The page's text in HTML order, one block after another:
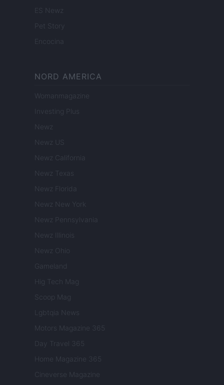
ES Newz
Pet Story
Encocina
NORD AMERICA
Womanmagazine
Investing Plus
Newz
Newz US
Newz California
Newz Texas
Newz Florida
Newz New York
Newz Pennsylvania
Newz Illinois
Newz Ohio
Gameland
Hig Tech Mag
Scoop Mag
Lgbtqia News
Motors Magazine 365
Day Travel 365
Home Magazine 365
Cineverse Magazine